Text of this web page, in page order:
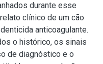
durante esse
clínico de um cão
anticoagulante.
o histórico, os sinais
de diagnóstico e o